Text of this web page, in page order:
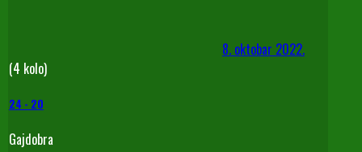
8. oktobar 2022.
(4 kolo)
24 - 20
Gajdobra